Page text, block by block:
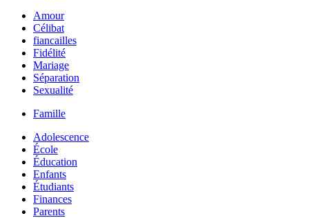
Amour
Célibat
fiancailles
Fidélité
Mariage
Séparation
Sexualité
Famille
Adolescence
École
Éducation
Enfants
Étudiants
Finances
Parents